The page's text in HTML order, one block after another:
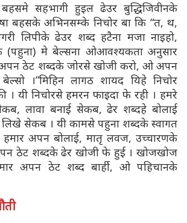
सहभागी हुइल ढेउर बुद्धिजिवीनके
बहसके अभिनसम्के निचोर बा कि “त, थ,
लिपीके ढेउर शब्द हटैना मजा नाइहो,
(पहुना) मे बेल्सना ओआवश्यकता अनुसार
अपन ठेट शब्दके जोरसे खोजी करो, ओ अपन
।”मिहिन लागठ शायद यिहे निचोर
यी निचोरसे हमरन फाइदा फे रही । हमरे
लावा बनाई सेकब, ढेर शब्दहे बोलाई
लिखे सेकब । यी कामसे पहुना शब्दके स्वागत
अपन बोलाई, मातृ लवज, उच्चारणके
ठेट शब्दके ढेर खोजी फे हुई । खोजखोज
अपन ठेट शब्द बार्ही, ओ पहिचानके